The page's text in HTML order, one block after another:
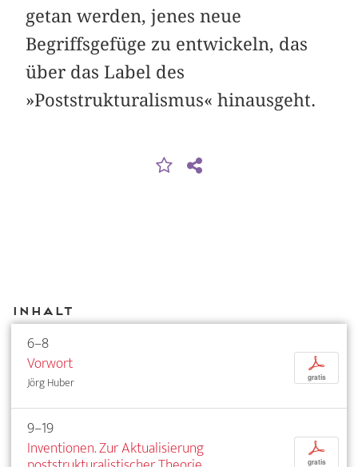
getan werden, jenes neue
Begriffsgefüge zu entwickeln, das
über das Label des
»Poststrukturalismus« hinausgeht.
Inhalt
6–8
Vorwort
Jörg Huber
p
gratis
9–19
Inventionen. Zur Aktualisierung
p
gratis